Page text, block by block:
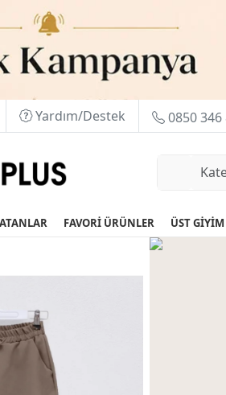
Yardım/Destek 0850 346
FAVORİ ÜRÜNLER ÜST GİYİM